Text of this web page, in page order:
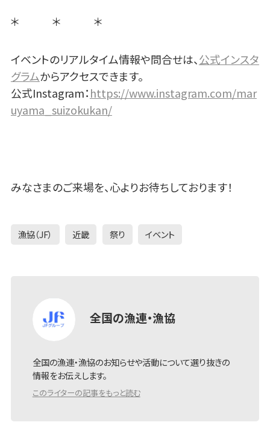
＊ ＊ ＊
イベントのリアルタイム情報や問合せは、公式インスタ
グラムからアクセスできます。
公式Instagram：https://www.instagram.com/mar
uyama_suizokukan/
みなさまのご来場を、心よりお待ちしております！
漁協（JF） 近畿 祭り イベント
全国の漁連・漁協
全国の漁連・漁協のお知らせや活動について選り抜きの
情報をお伝えします。
このライターの記事をもっと読む